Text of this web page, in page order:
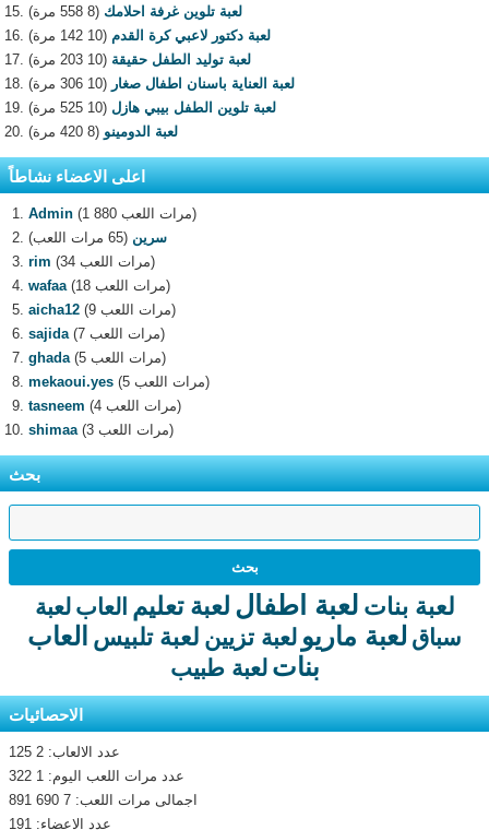
لعبة تلوين غرفة احلامك (8 558 مرة)
لعبة دكتور لاعبي كرة القدم (10 142 مرة)
لعبة توليد الطفل حقيقة (10 203 مرة)
لعبة العناية باسنان اطفال صغار (10 306 مرة)
لعبة تلوين الطفل بيبي هازل (10 525 مرة)
لعبة الدومينو (8 420 مرة)
اعلى الاعضاء نشاطاً
Admin
(1 880 مرات اللعب)
سرين (65 مرات اللعب)
rim
(34 مرات اللعب)
wafaa
(18 مرات اللعب)
aicha12
(9 مرات اللعب)
sajida
(7 مرات اللعب)
ghada
(5 مرات اللعب)
mekaoui.yes
(5 مرات اللعب)
tasneem
(4 مرات اللعب)
shimaa
(3 مرات اللعب)
بحث
لعبة بنات لعبة اطفال لعبة تعليم العاب لعبة
سباق لعبة ماريو لعبة تزيين لعبة تلبيس العاب
بنات لعبة طبيب
الاحصائيات
عدد الالعاب: 2 125
عدد مرات اللعب اليوم: 1 322
اجمالى مرات اللعب: 7 690 891
عدد الاعضاء: 191